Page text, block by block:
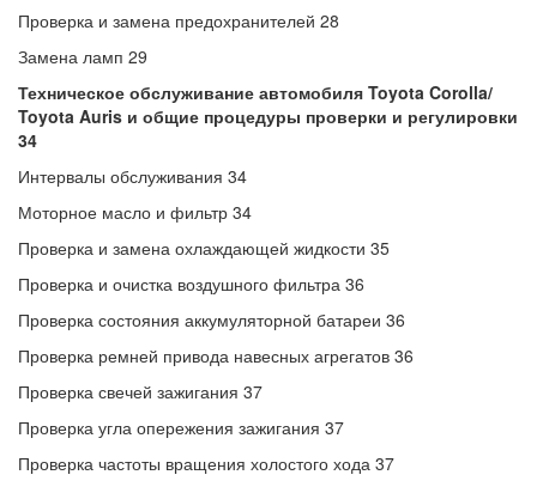
Проверка и замена предохранителей 28
Замена ламп 29
Техническое обслуживание автомобиля Toyota Corolla/
Toyota Auris и общие процедуры проверки и регулировки
34
Интервалы обслуживания 34
Моторное масло и фильтр 34
Проверка и замена охлаждающей жидкости 35
Проверка и очистка воздушного фильтра 36
Проверка состояния аккумуляторной батареи 36
Проверка ремней привода навесных агрегатов 36
Проверка свечей зажигания 37
Проверка угла опережения зажигания 37
Проверка частоты вращения холостого хода 37